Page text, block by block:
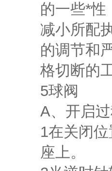
的一些*性
减小所配
的调节和
格切断的
5球阀
A、开启
1在关闭
座上。